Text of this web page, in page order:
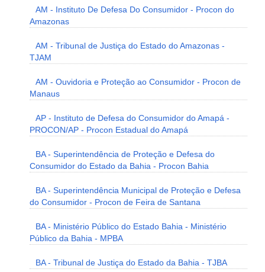
AM - Instituto De Defesa Do Consumidor - Procon do
Amazonas
AM - Tribunal de Justiça do Estado do Amazonas -
TJAM
AM - Ouvidoria e Proteção ao Consumidor - Procon de
Manaus
AP - Instituto de Defesa do Consumidor do Amapá -
PROCON/AP - Procon Estadual do Amapá
BA - Superintendência de Proteção e Defesa do
Consumidor do Estado da Bahia - Procon Bahia
BA - Superintendência Municipal de Proteção e Defesa
do Consumidor - Procon de Feira de Santana
BA - Ministério Público do Estado Bahia - Ministério
Público da Bahia - MPBA
BA - Tribunal de Justiça do Estado da Bahia - TJBA